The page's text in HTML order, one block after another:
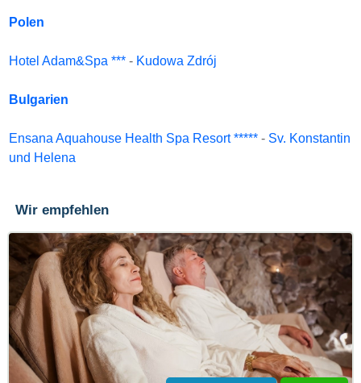
Polen
Hotel Adam&Spa *** - Kudowa Zdrój
Bulgarien
Ensana Aquahouse Health Spa Resort ***** - Sv. Konstantin
und Helena
Wir empfehlen